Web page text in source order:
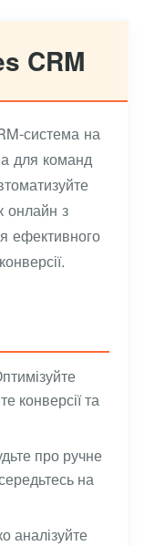
CRM
система на
для команд
онлайн з
ефективного
конверсії та
про ручне
на
аналізуйте